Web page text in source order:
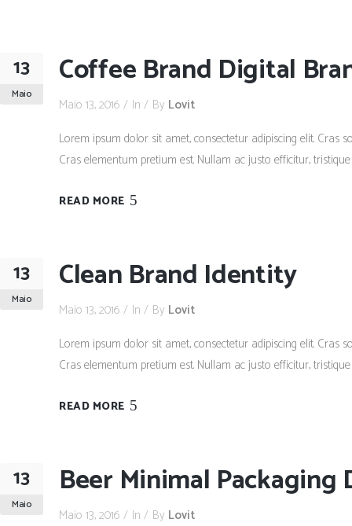
13
Maio
Coffee Brand Digital
Maio 13, 2016 In By Lovit
Lorem ipsum dolor sit amet, consectetur adipiscing elit. Cras
Cras elementum pretium est. Nullam ac justo efficitur,
READ MORE
13
Maio
Clean Brand Identity
Maio 13, 2016 In By Lovit
Lorem ipsum dolor sit amet, consectetur adipiscing elit. Cras
Cras elementum pretium est. Nullam ac justo efficitur,
READ MORE
13
Maio
Beer Minimal Packaging
Maio 13, 2016 In By Lovit